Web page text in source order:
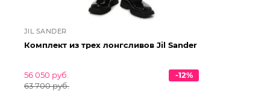
JIL SANDER
Комплект из трех лонгсливов Jil Sander
56 050 руб.
63 700 руб.
-12%